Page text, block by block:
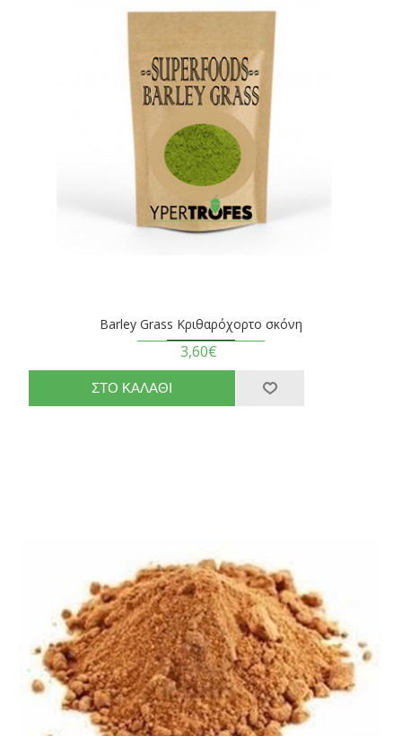
Barley Grass Κριθαρόχορτο σκόνη
3,60€